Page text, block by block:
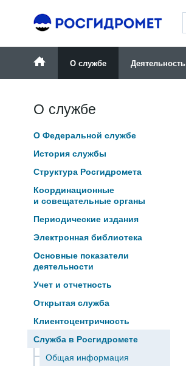
О службе Деятельность
О службе
О Федеральной службе
История службы
Структура Росгидромета
Координационные
и совещательные органы
Периодические издания
Электронная библиотека
Основные показатели
деятельности
Учет и отчетность
Открытая служба
Клиентоцентричность
Служба в Росгидромете
Общая информация